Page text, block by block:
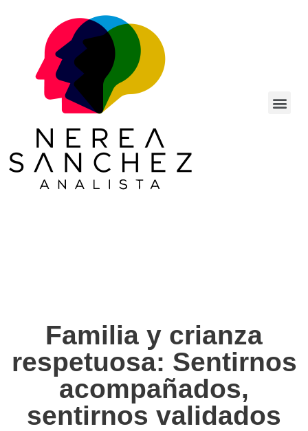
Familia y crianza
respetuosa: Sentirnos
acompañados,
sentirnos validados